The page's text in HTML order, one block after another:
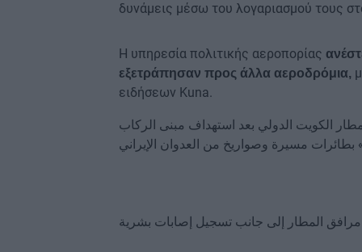
δυνάμεις μέσω του λογαριασμού τους
Η υπηρεσία πολιτικής αεροπορίας
εξετράπησαν προς άλλα αεροδρόμια,
ειδήσεων Kuna.
الكويت الدولي بعد استهداف مبنى الركاب
المطار إلى جانب تسجيل إصابات بشرية